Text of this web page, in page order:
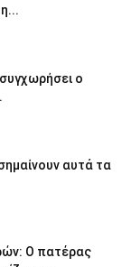
ο
αυτά τα
Ο πατέρας